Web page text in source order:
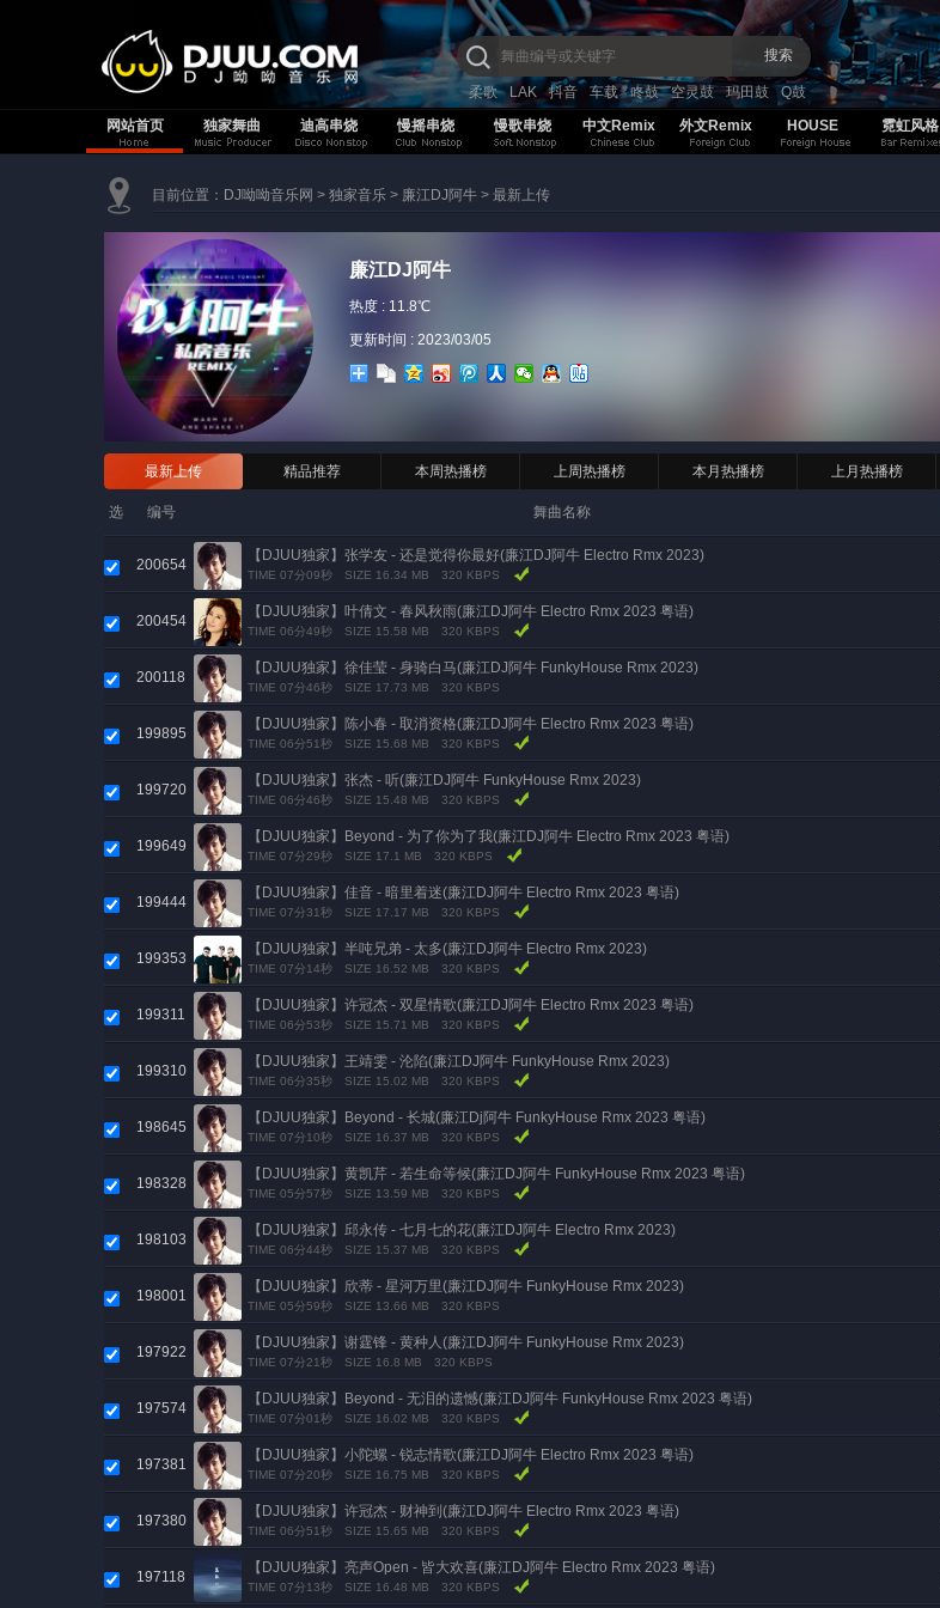
搜索
柔歌 LAK 抖音 车载 咚鼓 空灵鼓 玛田鼓 Q鼓
网站首页 独家舞曲 迪高串烧 慢摇串烧 慢歌串烧 中文Remix 外文Remix HOUSE 霓虹风格
目前位置： DJ呦呦音乐网 > 独家音乐 > 廉江DJ阿牛 > 最新上传
廉江DJ阿牛
热度 : 11.8℃
更新时间 : 2023/03/05
最新上传 精品推荐 本周热播榜 上周热播榜 本月热播榜 上月热播榜
选 编号 舞曲名称
200654
【DJUU独家】张学友 - 还是觉得你最好(廉江DJ阿牛 Electro Rmx 2023)
TIME 07分09秒 SIZE 16.34 MB 320 KBPS
200454
【DJUU独家】叶倩文 - 春风秋雨(廉江DJ阿牛 Electro Rmx 2023 粤语)
TIME 06分49秒 SIZE 15.58 MB 320 KBPS
200118
【DJUU独家】徐佳莹 - 身骑白马(廉江DJ阿牛 FunkyHouse Rmx 2023)
TIME 07分46秒 SIZE 17.73 MB 320 KBPS
199895
【DJUU独家】陈小春 - 取消资格(廉江DJ阿牛 Electro Rmx 2023 粤语)
TIME 06分51秒 SIZE 15.68 MB 320 KBPS
199720
【DJUU独家】张杰 - 听(廉江DJ阿牛 FunkyHouse Rmx 2023)
TIME 06分46秒 SIZE 15.48 MB 320 KBPS
199649
【DJUU独家】Beyond - 为了你为了我(廉江DJ阿牛 Electro Rmx 2023 粤语)
TIME 07分29秒 SIZE 17.1 MB 320 KBPS
199444
【DJUU独家】佳音 - 暗里着迷(廉江DJ阿牛 Electro Rmx 2023 粤语)
TIME 07分31秒 SIZE 17.17 MB 320 KBPS
199353
【DJUU独家】半吨兄弟 - 太多(廉江DJ阿牛 Electro Rmx 2023)
TIME 07分14秒 SIZE 16.52 MB 320 KBPS
199311
【DJUU独家】许冠杰 - 双星情歌(廉江DJ阿牛 Electro Rmx 2023 粤语)
TIME 06分53秒 SIZE 15.71 MB 320 KBPS
199310
【DJUU独家】王靖雯 - 沦陷(廉江DJ阿牛 FunkyHouse Rmx 2023)
TIME 06分35秒 SIZE 15.02 MB 320 KBPS
198645
【DJUU独家】Beyond - 长城(廉江Dj阿牛 FunkyHouse Rmx 2023 粤语)
TIME 07分10秒 SIZE 16.37 MB 320 KBPS
198328
【DJUU独家】黄凯芹 - 若生命等候(廉江DJ阿牛 FunkyHouse Rmx 2023 粤语)
TIME 05分57秒 SIZE 13.59 MB 320 KBPS
198103
【DJUU独家】邱永传 - 七月七的花(廉江DJ阿牛 Electro Rmx 2023)
TIME 06分44秒 SIZE 15.37 MB 320 KBPS
198001
【DJUU独家】欣蒂 - 星河万里(廉江DJ阿牛 FunkyHouse Rmx 2023)
TIME 05分59秒 SIZE 13.66 MB 320 KBPS
197922
【DJUU独家】谢霆锋 - 黄种人(廉江DJ阿牛 FunkyHouse Rmx 2023)
TIME 07分21秒 SIZE 16.8 MB 320 KBPS
197574
【DJUU独家】Beyond - 无泪的遗憾(廉江DJ阿牛 FunkyHouse Rmx 2023 粤语)
TIME 07分01秒 SIZE 16.02 MB 320 KBPS
197381
【DJUU独家】小陀螺 - 锐志情歌(廉江DJ阿牛 Electro Rmx 2023 粤语)
TIME 07分20秒 SIZE 16.75 MB 320 KBPS
197380
【DJUU独家】许冠杰 - 财神到(廉江DJ阿牛 Electro Rmx 2023 粤语)
TIME 06分51秒 SIZE 15.65 MB 320 KBPS
197118
【DJUU独家】亮声Open - 皆大欢喜(廉江DJ阿牛 Electro Rmx 2023 粤语)
TIME 07分13秒 SIZE 16.48 MB 320 KBPS